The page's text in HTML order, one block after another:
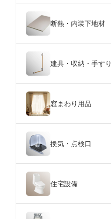
断熱・内装下地材
建具・収納・手すり
窓まわり用品
換気・点検口
住宅設備